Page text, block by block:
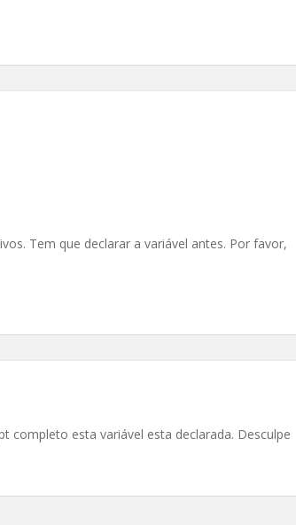
Tem que declarar a variável antes. Por favor,
completo esta variável esta declarada. Desculpe